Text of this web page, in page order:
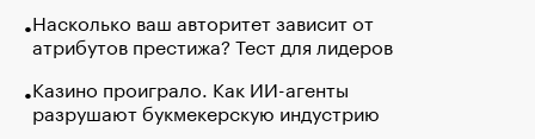
Насколько ваш авторитет зависит от
атрибутов престижа? Тест для лидеров
Казино проиграло. Как ИИ-агенты
разрушают букмекерскую индустрию